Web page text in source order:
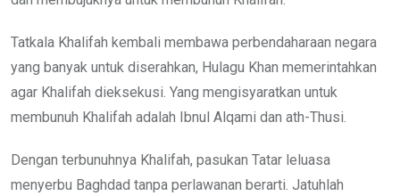
Tatkala Khalifah kembali membawa perbendaharaan negara
yang banyak untuk diserahkan, Hulagu Khan memerintahkan
agar Khalifah dieksekusi. Yang mengisyaratkan untuk
membunuh Khalifah adalah Ibnul Alqami dan ath-Thusi.
Dengan terbunuhnya Khalifah, pasukan Tatar leluasa
menyerbu Baghdad tanpa perlawanan berarti. Jatuhlah